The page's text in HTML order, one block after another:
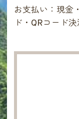
お支払い：現金
ド・QRコード